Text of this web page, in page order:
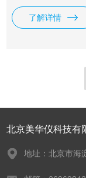
转平稳、坚固耐用
放置平均。
了解详情
北京美华仪科技有
地址：北京市海